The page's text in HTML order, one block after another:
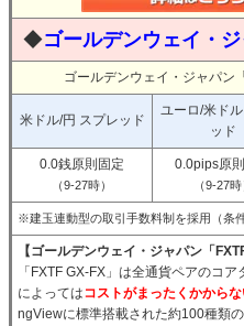
◆ゴールデンウェイ・
ゴールデンウェイ・ジャパン
米ドル/円 スプレッド
ユーロ/米ド
ッド
0.0銭原則固定
（9-27時）
0.0pips原
（9-27時
※建玉連動型の取引手数料制を採用（条
【ゴールデンウェイ・ジャパン「
「FXTF GX-FX」は全通貨ペアのコ
によってはコストがまったくかから
ngViewに標準搭載された約100種類